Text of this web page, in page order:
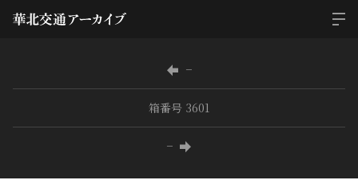
−
箱番号 3601
−